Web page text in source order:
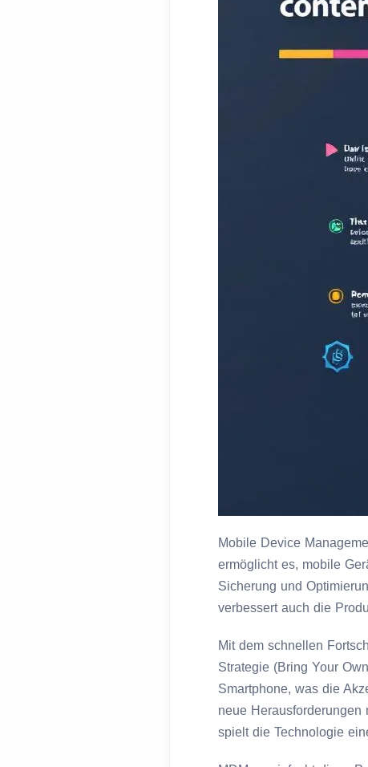
Mobile Device
ermöglicht es, mobile
Sicherung und
verbessert auch die
Mit dem schnellen
Strategie (Bring Your
Smartphone, was die
neue
spielt die Technologie